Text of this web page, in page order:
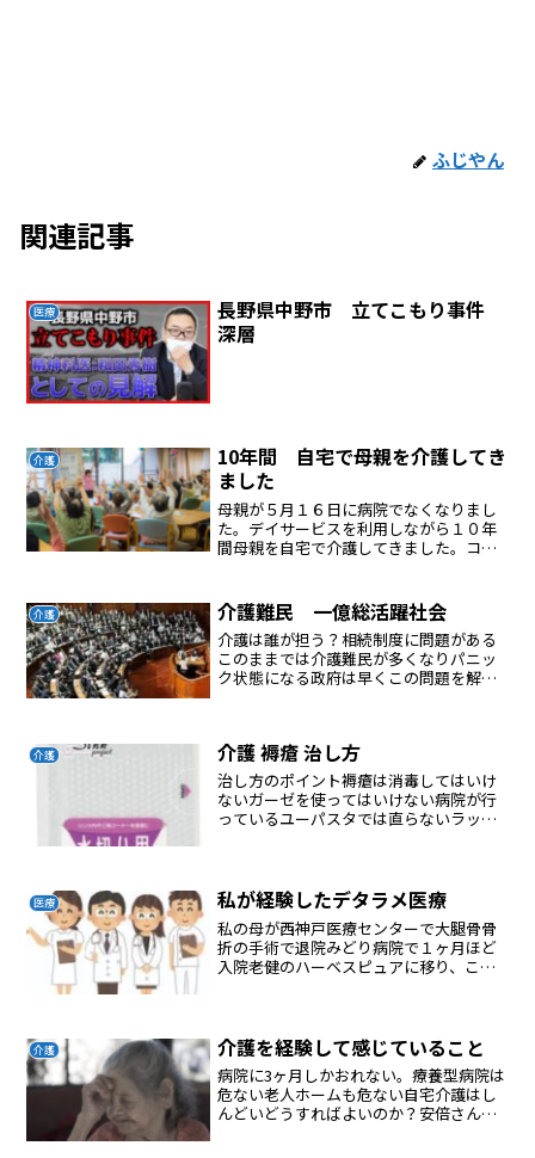
ふじやん
関連記事
医療
長野県中野市 立てこもり事件
深層
介護
10年間 自宅で母親を介護してき
ました
母親が５月１６日に病院でなくなりまし
た。デイサービスを利用しながら１０年
間母親を自宅で介護してきました。コロ
肺炎の診断で病院でなくなりました。胃
瘻をしてかえあ２年でなくな...
介護 介護難民 一億総活躍社会
介護は誰が担う？相続制度に問題がある
このままでは介護難民が多くなりパニッ
ク状態になる政府は早くこの問題を解決
介護 介護 褥瘡 治し方
治し方のポイント褥瘡は消毒してはいけ
ないガーゼを使ってはいけない病院が行
っているユーパスタでは直らないラップ
ーを吹いて洗浄する今回は...
医療 私が経験したデタラメ医療
私の母が西神戸医療センターで大腿骨骨
折の手術で退院みどり病院で１ヶ月ほど
入院老健のハーベスピュアに移り、ここ
病院、1ヶ月入院、変化差し...
介護 介護を経験して感じていること
病院に3ヶ月しかおれない。療養型病院は
危ない老人ホームも危ない自宅介護はし
んどいどうすればよいのか？安倍さん？